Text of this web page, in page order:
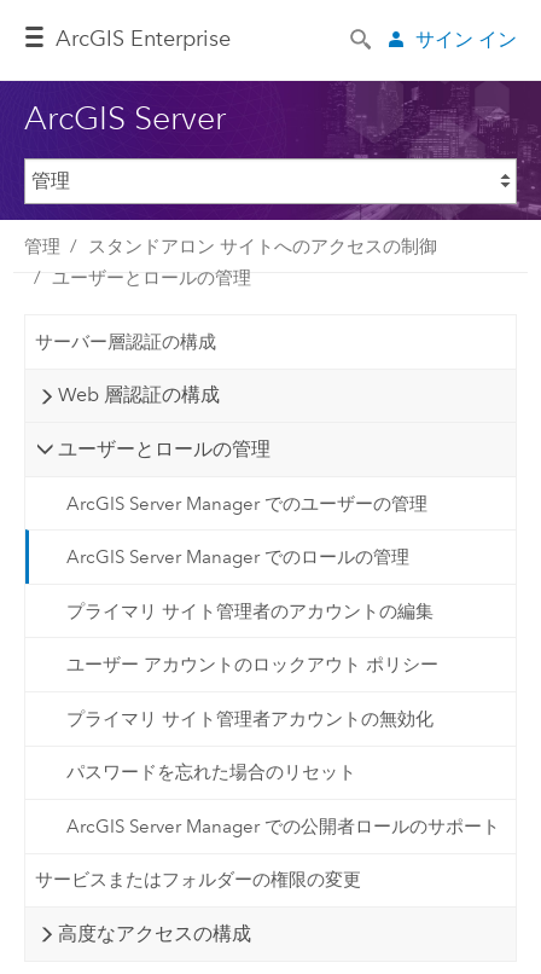
ArcGIS Enterprise サイン イン
ArcGIS Server
管理
スタンドアロン サイトへのアクセスの制御
ユーザーとロールの管理
サーバー層認証の構成
Web 層認証の構成
ユーザーとロールの管理
ArcGIS Server Manager でのユーザーの管理
ArcGIS Server Manager でのロールの管理
プライマリ サイト管理者のアカウントの編集
ユーザー アカウントのロックアウト ポリシー
プライマリ サイト管理者アカウントの無効化
パスワードを忘れた場合のリセット
ArcGIS Server Manager での公開者ロールのサポート
サービスまたはフォルダーの権限の変更
高度なアクセスの構成